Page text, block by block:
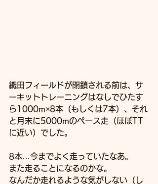
織田フィールドが閉鎖される前は、サ
ーキットトレーニングはなしでひたす
ら1000m×8本（もしくは7本）、それ
と月末に5000mのペース走（ほぼTT
に近い）でした。
8本…今までよく走っていたなあ。
また走ることになるのかな。
なんだか走れるような気がしない（し